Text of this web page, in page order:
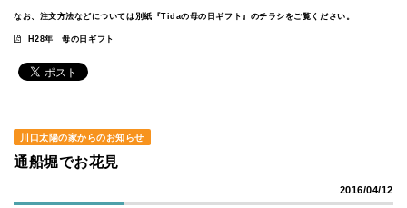
なお、注文方法などについては別紙『Tidaの母の日ギフト』のチラシをご覧ください。
H28年 母の日ギフト
川口太陽の家からのお知らせ
通船堀でお花見
2016/04/12